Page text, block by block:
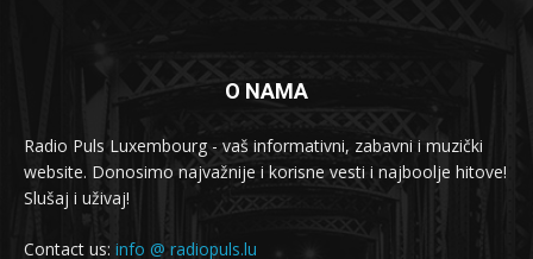
O NAMA
Radio Puls Luxembourg - vaš informativni, zabavni i muzički
website. Donosimo najvažnije i korisne vesti i najboolje hitove!
Slušaj i uživaj!
Contact us: info @ radiopuls.lu